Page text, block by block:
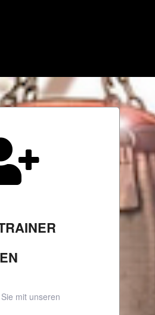
mit unseren